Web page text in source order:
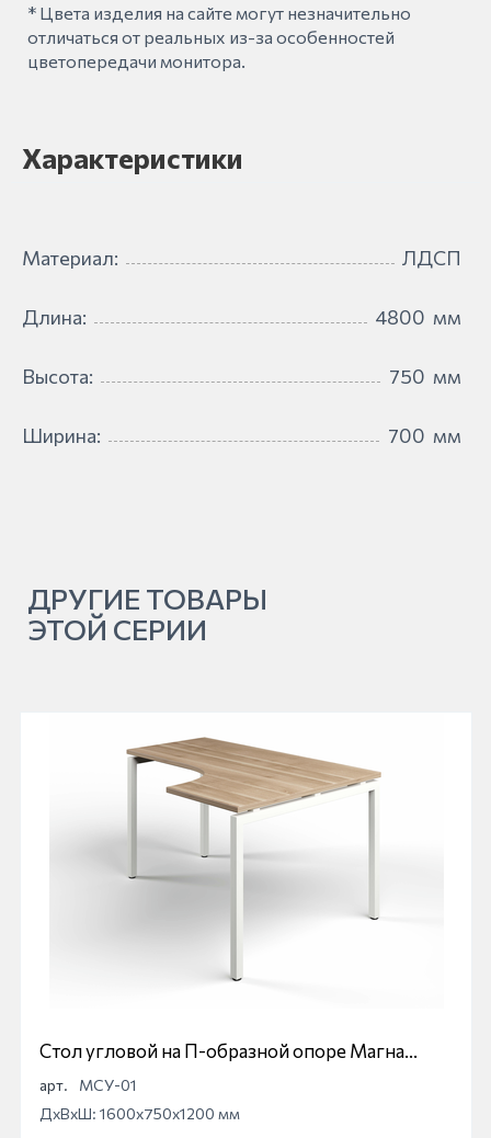
* Цвета изделия на сайте могут незначительно
отличаться от реальных из-за особенностей
цветопередачи монитора.
Характеристики
Материал: ЛДСП
Длина: 4800 мм
Высота: 750 мм
Ширина: 700 мм
ДРУГИЕ ТОВАРЫ
ЭТОЙ СЕРИИ
Стол угловой на П-образной опоре Магна
МСУ-01
арт.
МСУ-01
ДхВхШ: 1600x750x1200 мм